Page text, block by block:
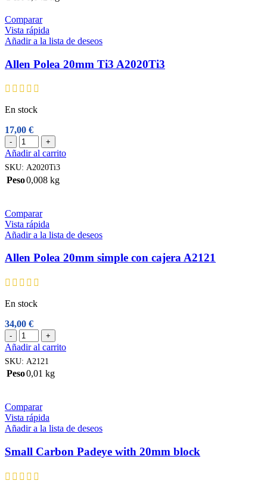
A2022HL
cantidad
Comparar
Vista rápida
Añadir a la lista de deseos
Allen Polea 20mm Ti3 A2020Ti3
En stock
17,00 €
-
Allen
Polea
Ti3
A2020Ti3
+
Añadir al carrito
SKU: A2020Ti3
Peso0,008 kg
Comparar
Vista rápida
Añadir a la lista de deseos
Allen Polea 20mm simple con cajera A2121
En stock
34,00 €
-
Allen
Polea
simple
con
cantidad
+
Añadir al carrito
SKU: A2121
Peso0,01 kg
Comparar
Vista rápida
Añadir a la lista de deseos
Small Carbon Padeye with 20mm block